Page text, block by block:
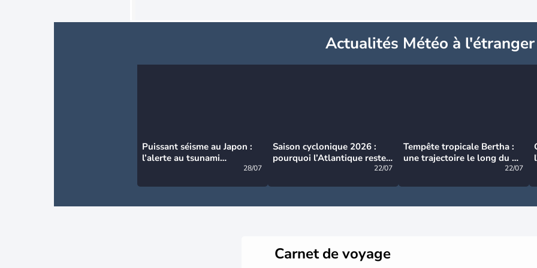
Actualités Météo à l'étranger
Puissant séisme au Japon :
l’alerte au tsunami
28/07
Saison cyclonique 2026 :
pourquoi l’Atlantique reste
22/07
Tempête tropicale Bertha :
une trajectoire le long du du
22/07
Carnet de voyage